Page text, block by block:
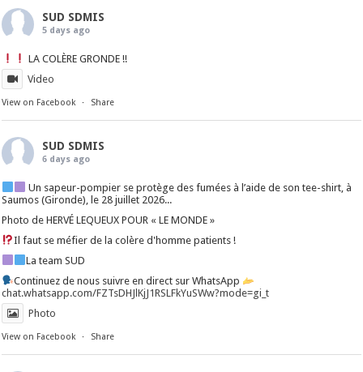
SUD SDMIS
5 days ago
LA COLÈRE GRONDE !!
Video
View on Facebook · Share
SUD SDMIS
6 days ago
Un sapeur-pompier se protège des fumées à l’aide de son tee-shirt, à
Saumos (Gironde), le 28 juillet 2026...
Photo de HERVÉ LEQUEUX POUR « LE MONDE »
Il faut se méfier de la colère d'homme patients !
La team SUD
Continuez de nous suivre en direct sur WhatsApp
chat.whatsapp.com/FZTsDHJlKjJ1RSLFkYuSWw?mode=gi_t
Photo
View on Facebook · Share